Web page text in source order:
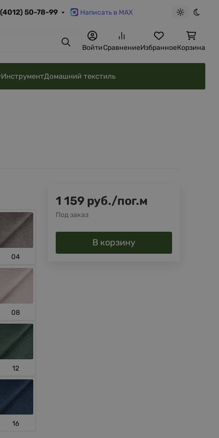
(4012) 50-78-99 Написать в MAX
Светлая
ПоискВойтиСравнениеИзбранноеКорзина
ИнструментДомашний текстиль
04
08
12
16
1 159 руб./пог.м
Под заказ
В корзину